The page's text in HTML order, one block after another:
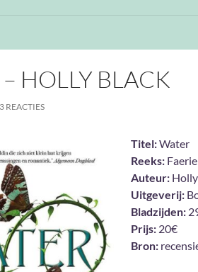
HOLLY BLACK
3 REACTIES
Titel:Water
Reeks:
Auteur:
Uitgeverij:
Bladzijden:
Prijs: 20€
Bron: